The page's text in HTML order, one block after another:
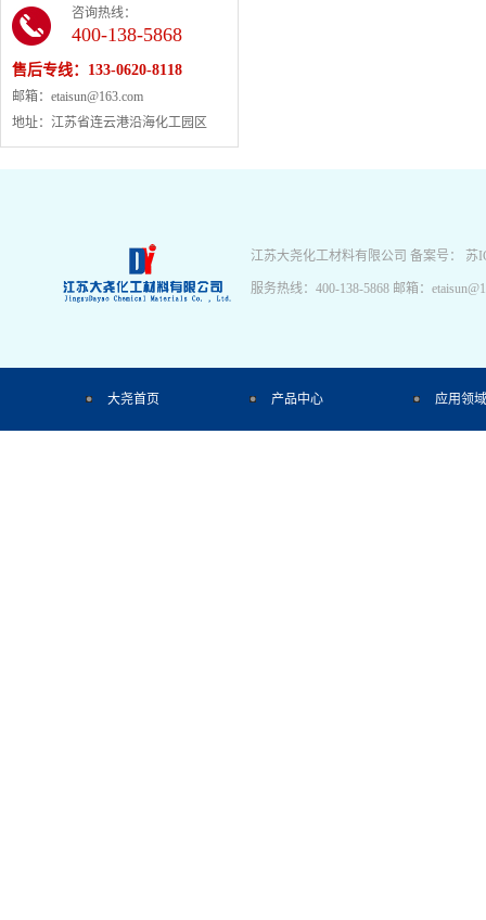
咨询热线：
400-138-5868
售后专线： 133-0620-8118
邮箱：etaisun@163.com
地址：江苏省连云港沿海化工园区
江苏大尧化工材料有限公司 备案号： 苏
服务热线：400-138-5868 邮箱：
大尧首页 产品中心 应用领域